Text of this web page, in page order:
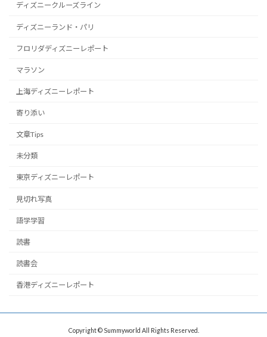
ディズニークルーズライン
ディズニーランド・パリ
フロリダディズニーレポート
マラソン
上海ディズニーレポート
寄り添い
文章Tips
未分類
東京ディズニーレポート
見切れ写真
語学学習
読書
読書会
香港ディズニーレポート
Copyright © Summyworld All Rights Reserved.